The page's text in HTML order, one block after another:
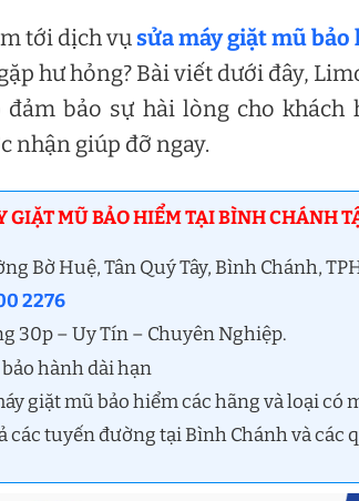
tới dịch vụsửa máy giặt mũ
hư hỏng? Bài viết dưới đây,
đảm bảo sự hài lòng cho
nhận giúp đỡ ngay.
GIẶT MŨ BẢO HIỂM TẠI BÌNH CHÁNH
Bờ Huệ, Tân Quý Tây, Bình Chánh,
2276
30p – Uy Tín – Chuyên Nghiệp.
hành dài hạn
giặt mũ bảo hiểm các hãng và loại
các tuyến đường tại Bình Chánh và các